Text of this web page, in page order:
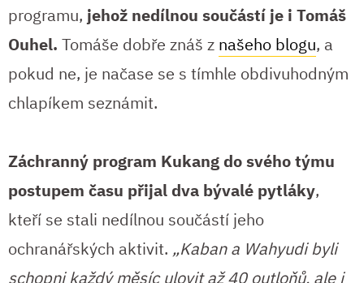
programu, jehož nedílnou součástí je i Tomáš
Ouhel. Tomáše dobře znáš z našeho blogu, a
pokud ne, je načase se s tímhle obdivuhodným
chlapíkem seznámit.
Záchranný program Kukang do svého týmu
postupem času přijal dva bývalé pytláky,
kteří se stali nedílnou součástí jeho
ochranářských aktivit. „Kaban a Wahyudi byli
schopni každý měsículovit až 40 outloňů, ale i